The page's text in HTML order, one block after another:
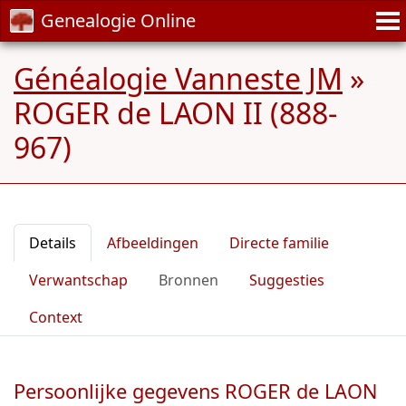
Genealogie Online
Généalogie Vanneste JM »
ROGER de LAON II (888-
967)
Details Afbeeldingen
Directe familie
Verwantschap
Bronnen
Suggesties
Context
Persoonlijke gegevens ROGER de LAON